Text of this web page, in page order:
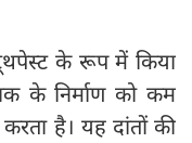
के रूप में किया
के निर्माण को कम
है। यह दांतों की